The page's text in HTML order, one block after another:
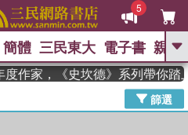
5
GO
高希均教授回憶錄
The Odyssey 、 父親節 、 如果歷
簡體 三民東大 電子書 親子
家，《史坎德》系列帶你踏上
篩選